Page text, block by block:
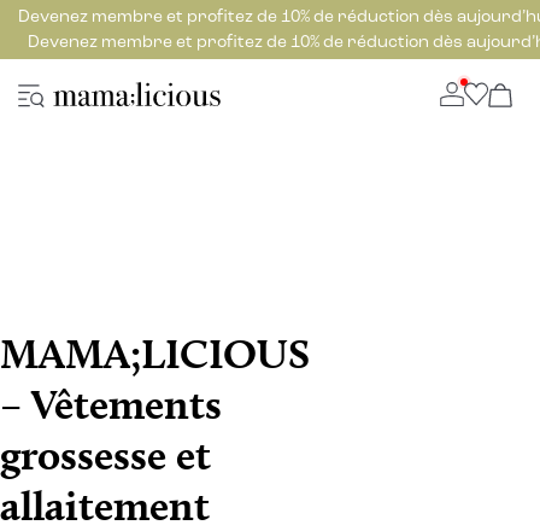
Devenez membre et profitez de 10% de réduction dès
Devenez membre et profitez de 10% de réduction dès
MAMA;LICIOUS
– Vêtements
grossesse et
allaitement